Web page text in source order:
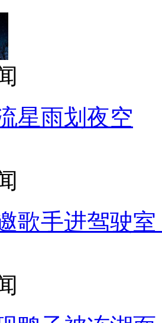
星雨划夜空
歌手进驾驶